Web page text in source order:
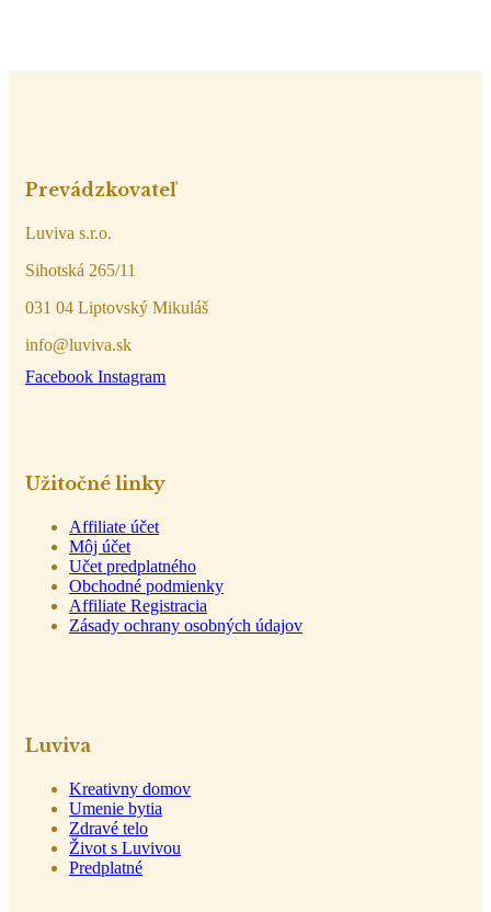
Prevádzkovateľ
Luviva s.r.o.
Sihotská 265/11
031 04 Liptovský Mikuláš
info@luviva.sk
Facebook Instagram
Užitočné linky
Affiliate účet
Môj účet
Učet predplatného
Obchodné podmienky
Affiliate Registracia
Zásady ochrany osobných údajov
Luviva
Kreativny domov
Umenie bytia
Zdravé telo
Život s Luvivou
Predplatné